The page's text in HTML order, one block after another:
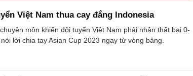
Việt Nam thua cay đắng Indonesia
môn khiến đội tuyển Việt Nam phải nhận thất bại 0-
lời chia tay Asian Cup 2023 ngay từ vòng bảng.